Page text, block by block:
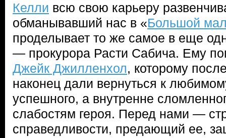
Келли всю свою карьеру
обманывавший нас в «Большой
проделывает то же самое в еще
— прокурора Расти Сабича. Ему
Джейк Джилленхол, которому
наконец дали вернуться к
успешного, а внутренне
слабостям героя. Перед нами —
справедливости, предающий ее,